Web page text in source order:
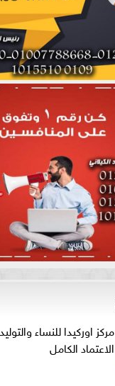
مركز اوركيدا للنساء
الاعتماد الكامل